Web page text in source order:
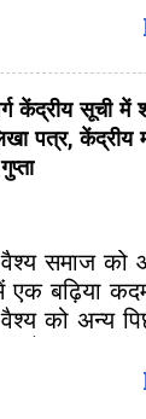
तैलिक, साहू,
की ओर से
के
केंद्रीय सूची में
पत्र, केंद्रीय
समाज को
एक बढ़िया
को अन्य
रमा देवी ने